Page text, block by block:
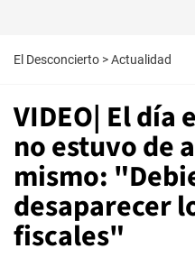
El Desconcierto >Actualidad
VIDEO| El día
no estuvo de
mismo:
desaparecer
fiscales"